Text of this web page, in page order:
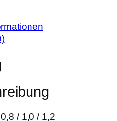
/ 1,0 / 1,2